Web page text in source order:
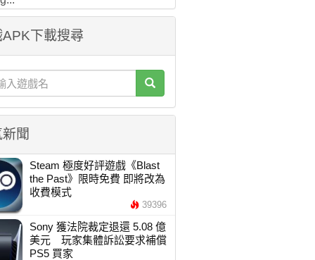
下載搜尋
聞
Steam 極度好評遊戲《Blast
the Past》限時免費 即將改為
收費模式
39396
Sony 獲法院裁定退還 5.08 億
美元 玩家集體訴訟要求補償
PS5 買家